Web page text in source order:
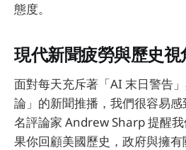
態度。
現代新聞疲勞與歷史視
面對每天充斥著「AI 末日警告
論」的新聞推播，我們很容易
名評論家 Andrew Sharp 提醒
果你回顧美國歷史，政府與擁